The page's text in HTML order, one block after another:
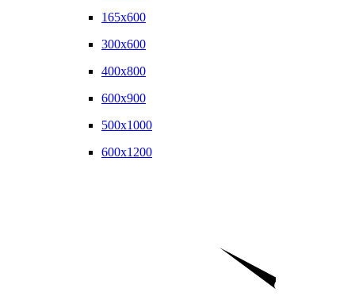
165x600
300x600
400x800
600x900
500x1000
600x1200